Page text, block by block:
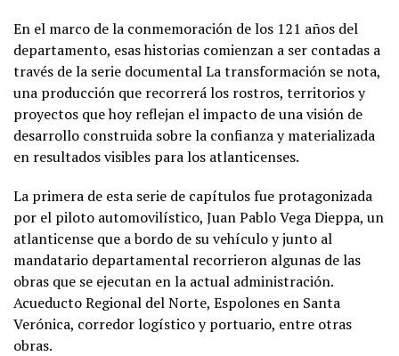
En el marco de la conmemoración de los 121 años del
departamento, esas historias comienzan a ser contadas a
través de la serie documental La transformación se nota,
una producción que recorrerá los rostros, territorios y
proyectos que hoy reflejan el impacto de una visión de
desarrollo construida sobre la confianza y materializada
en resultados visibles para los atlanticenses.
La primera de esta serie de capítulos fue protagonizada
por el piloto automovilístico, Juan Pablo Vega Dieppa, un
atlanticense que a bordo de su vehículo y junto al
mandatario departamental recorrieron algunas de las
obras que se ejecutan en la actual administración.
Acueducto Regional del Norte, Espolones en Santa
Verónica, corredor logístico y portuario, entre otras
obras.